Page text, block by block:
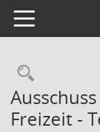
Toggle navigation
Freizeit -